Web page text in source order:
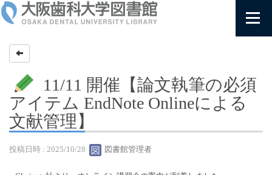
11/11 開催【論文執筆の必須
アイテム EndNote Onlineによる
文献管理】
投稿日時 : 2025/10/28 図書館管理者